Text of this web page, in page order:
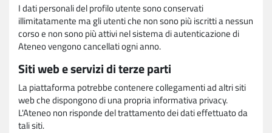
I dati personali del profilo utente sono conservati
illimitatamente ma gli utenti che non sono più iscritti a nessun
corso e non sono più attivi nel sistema di autenticazione di
Ateneo vengono cancellati ogni anno.
Siti web e servizi di terze parti
La piattaforma potrebbe contenere collegamenti ad altri siti
web che dispongono di una propria informativa privacy.
L'Ateneo non risponde del trattamento dei dati effettuato da
tali siti.